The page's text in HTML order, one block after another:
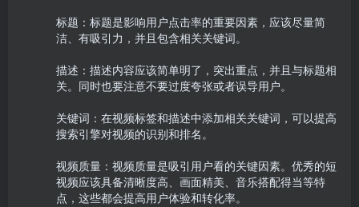
标题：标题是影响用户点击率的重要因素，应该尽量简
洁、有吸引力，并且包含相关关键词。
描述：描述内容应该简单明了，突出重点，并且与标题相
关。同时也要注意不要过度夸张或者误导用户。
关键词：在视频标签和描述中添加相关关键词，可以提高
搜索引擎对视频的识别和排名。
视频质量：视频质量是吸引用户看的关键因素。优秀的短
视频应该具备清晰度高、画面精美、音乐搭配得当等特
点，这些都会提高用户体验和转化率。